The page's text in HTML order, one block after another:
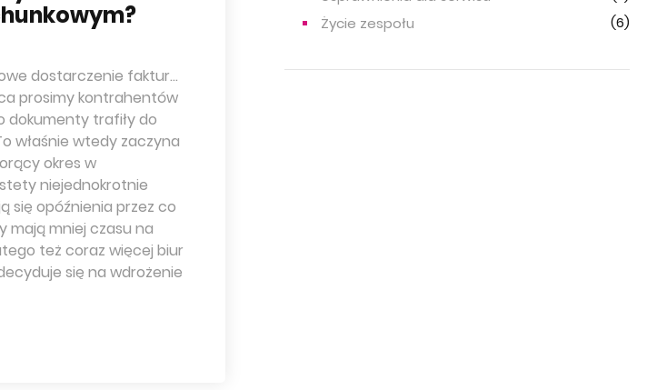
dostarczenie faktur…
prosimy kontrahentów
dokumenty trafiły do
właśnie wtedy zaczyna
okres w
niejednokrotnie
się opóźnienia przez co
mają mniej czasu na
też coraz więcej biur
się na wdrożenie
Życie zespołu
(6)